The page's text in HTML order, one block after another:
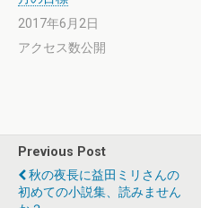
2017年6月2日
アクセス数公開
Previous Post
秋の夜長に益田ミリさんの
初めての小説集、読みません